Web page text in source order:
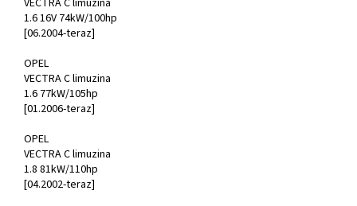
VECTRA C limuzina
1.6 16V 74kW/100hp
[06.2004-teraz]
OPEL
VECTRA C limuzina
1.6 77kW/105hp
[01.2006-teraz]
OPEL
VECTRA C limuzina
1.8 81kW/110hp
[04.2002-teraz]